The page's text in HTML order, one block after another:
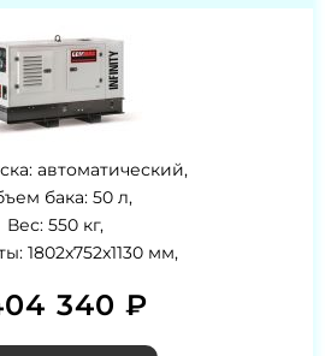
автоматический,
бака: 50 л,
Вес: 550 кг,
1802x752x1130 мм,
340 ₽